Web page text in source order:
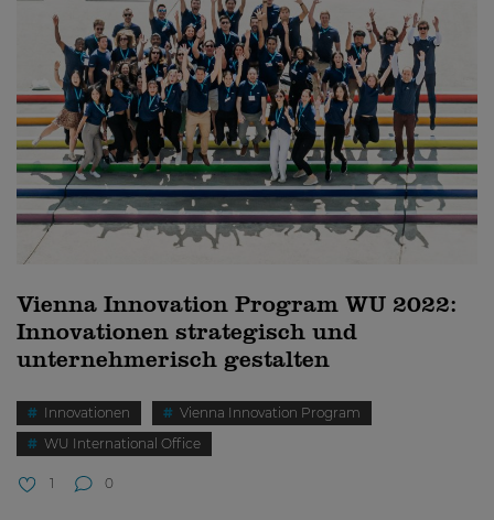
Vienna Innovation Program WU 2022:
Innovationen strategisch und
unternehmerisch gestalten
Innovationen
Vienna Innovation Program
WU International Office
1 0